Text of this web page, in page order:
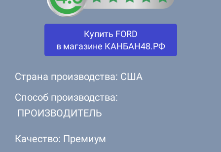
Купить FORD
в магазине КАНБАН48.РФ
Страна производства: США
Способ производства:
ПРОИЗВОДИТЕЛЬ
Качество: Премиум